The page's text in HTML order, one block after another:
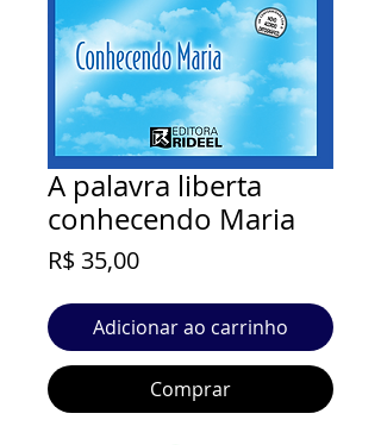
A palavra liberta
conhecendo Maria
R$ 35,00Preço
Adicionar ao carrinho
Comprar